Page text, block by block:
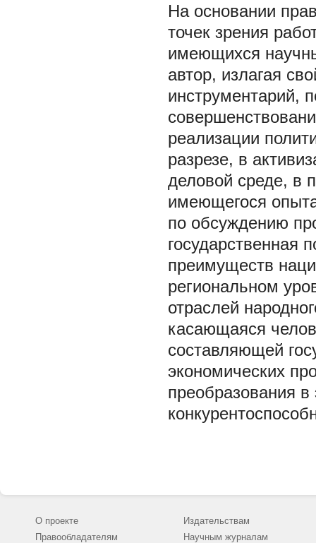
На основании
точек зрения
имеющихся
автор, излагая
инструментарий,
реализации
разрезе, в
деловой среде, в
имеющегося
по обсуждению
государственная
преимуществ
региональном
отраслей
касающаяся
составляющей
экономических
преобразования
О проекте
Правообладателям
Издательствам
Научным журналам